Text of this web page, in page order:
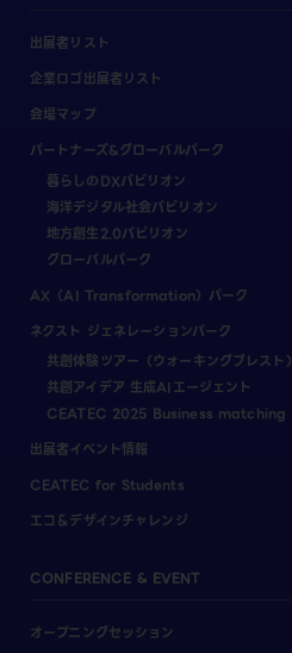
出展者リスト
企業ロゴ出展者リスト
会場マップ
パートナーズ&グローバルパーク
暮らしのDXパビリオン
海洋デジタル社会パビリオン
地方創生2.0パビリオン
グローバルパーク
AX（AI Transformation）パーク
ネクスト ジェネレーションパーク
共創体験ツアー（ウォーキングブレスト）
共創アイデア 生成AIエージェント
CEATEC 2025 Business matching
出展者イベント情報
CEATEC for Students
エコ＆デザインチャレンジ
CONFERENCE & EVENT
オープニングセッション